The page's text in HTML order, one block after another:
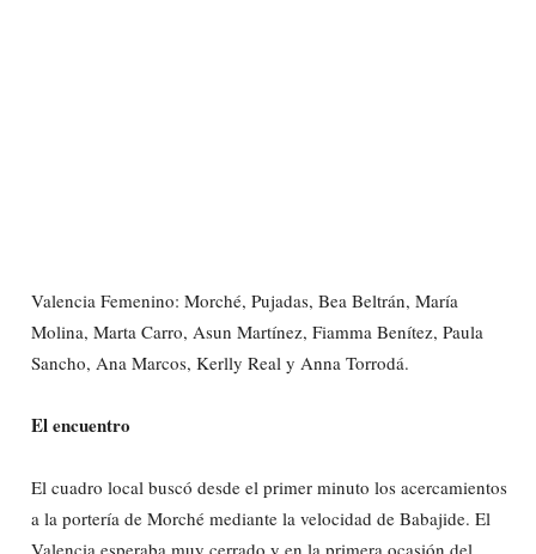
Valencia Femenino: Morché, Pujadas, Bea Beltrán, María
Molina, Marta Carro, Asun Martínez, Fiamma Benítez, Paula
Sancho, Ana Marcos, Kerlly Real y Anna Torrodá.
El encuentro
El cuadro local buscó desde el primer minuto los acercamientos
a la portería de Morché mediante la velocidad de Babajide. El
Valencia esperaba muy cerrado y en la primera ocasión del